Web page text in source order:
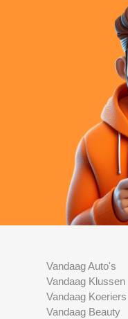
Vandaag Auto's
Vandaag Klussen
Vandaag Koeriers
Vandaag Beauty